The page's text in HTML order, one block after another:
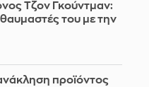
Τζον Γκούντμαν:
του με την
προϊόντος